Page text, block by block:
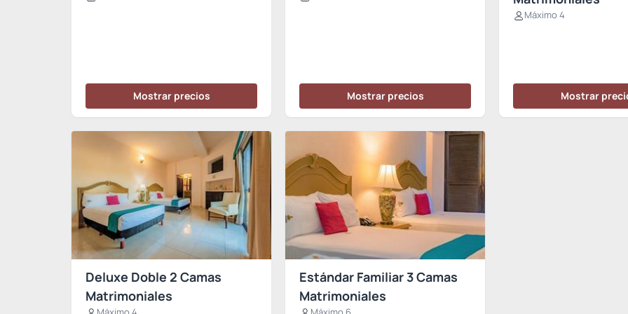
Mostrar precios Mostrar precios
Máximo 4
Mostrar
Deluxe Doble 2 Camas
Matrimoniales
Estándar Familiar 3 Camas
Matrimoniales